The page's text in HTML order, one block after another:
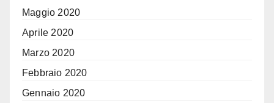
Maggio 2020
Aprile 2020
Marzo 2020
Febbraio 2020
Gennaio 2020